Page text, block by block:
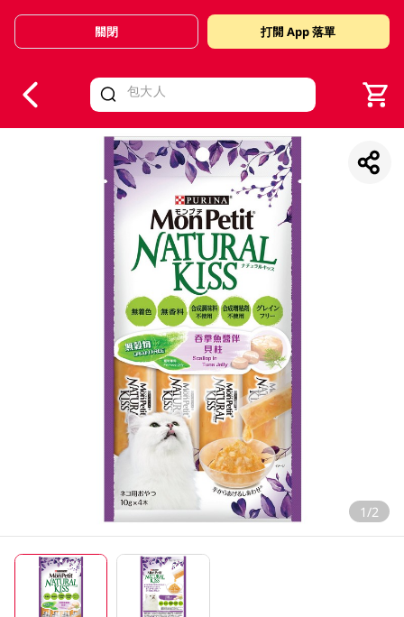
Valid Until 30 June 2026
關閉 打開 App 落單
1/2